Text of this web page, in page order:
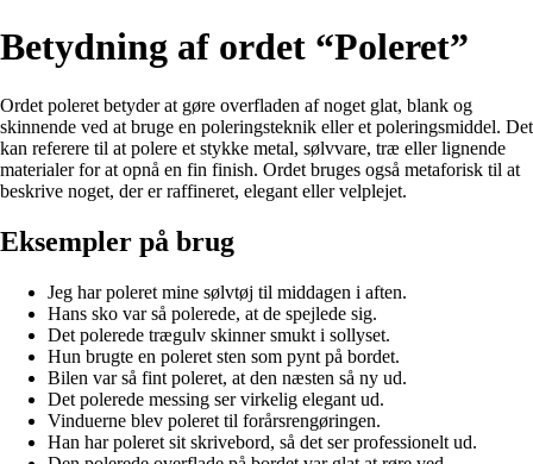
Betydning af ordet “Poleret”
Ordet poleret betyder at gøre overfladen af noget glat, blank og
skinnende ved at bruge en poleringsteknik eller et poleringsmiddel. Det
kan referere til at polere et stykke metal, sølvvare, træ eller lignende
materialer for at opnå en fin finish. Ordet bruges også metaforisk til at
beskrive noget, der er raffineret, elegant eller velplejet.
Eksempler på brug
Jeg har poleret mine sølvtøj til middagen i aften.
Hans sko var så polerede, at de spejlede sig.
Det polerede trægulv skinner smukt i sollyset.
Hun brugte en poleret sten som pynt på bordet.
Bilen var så fint poleret, at den næsten så ny ud.
Det polerede messing ser virkelig elegant ud.
Vinduerne blev poleret til forårsrengøringen.
Han har poleret sit skrivebord, så det ser professionelt ud.